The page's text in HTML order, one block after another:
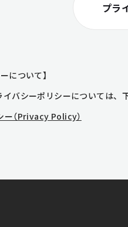
プラ
について】
バシーポリシーについては、
ー（Privacy Policy）